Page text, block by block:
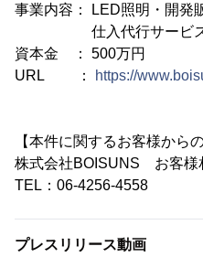
事業内容： LED照明・開発
仕入代行サービス・
資本金 ： 500万円
URL ：
https://
【本件に関するお客様から
株式会社BOISUNS お客様
TEL：06-4256-4558
プレスリリース動画